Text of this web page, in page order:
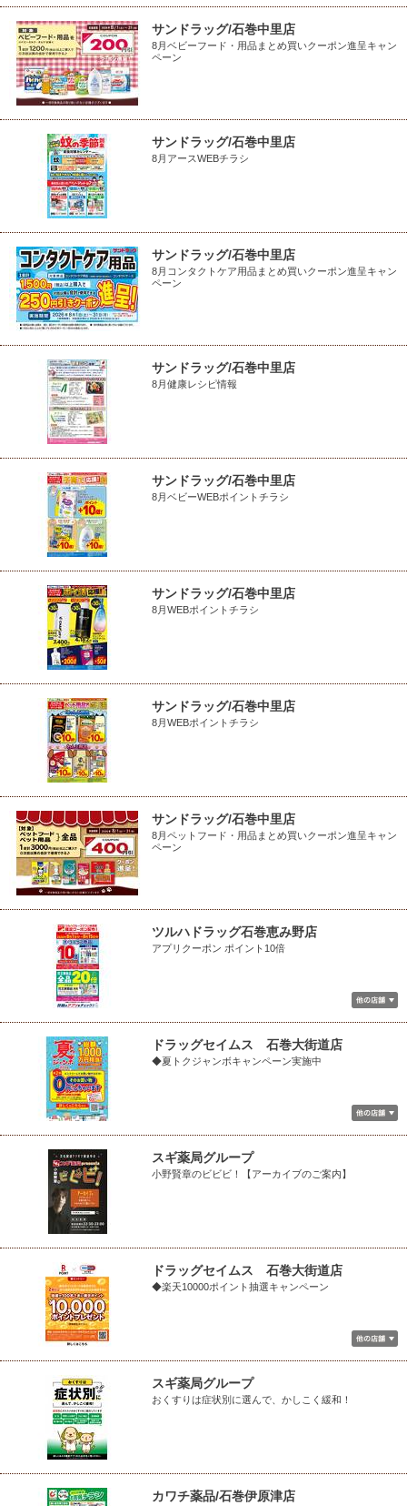
サンドラッグ/石巻中里店
8月ベビーフード・用品まとめ買いクーポン進呈キャン
ペーン
サンドラッグ/石巻中里店
8月アースWEBチラシ
サンドラッグ/石巻中里店
8月コンタクトケア用品まとめ買いクーポン進呈キャン
ペーン
サンドラッグ/石巻中里店
8月健康レシピ情報
サンドラッグ/石巻中里店
8月ベビーWEBポイントチラシ
サンドラッグ/石巻中里店
8月WEBポイントチラシ
サンドラッグ/石巻中里店
8月WEBポイントチラシ
サンドラッグ/石巻中里店
8月ペットフード・用品まとめ買いクーポン進呈キャン
ペーン
ツルハドラッグ石巻恵み野店
アプリクーポン ポイント10倍
ドラッグセイムス 石巻大街道店
◆夏トクジャンボキャンペーン実施中
スギ薬局グループ
小野賢章のビビビ！【アーカイブのご案内】
ドラッグセイムス 石巻大街道店
◆楽天10000ポイント抽選キャンペーン
スギ薬局グループ
おくすりは症状別に選んで、かしこく緩和！
カワチ薬品/石巻伊原津店